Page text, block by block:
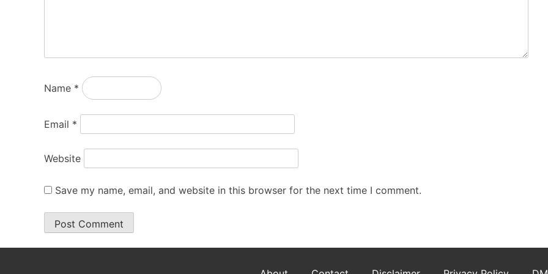
Name *
Email *
Website
Save my name, email, and website in this browser for the next time I comment.